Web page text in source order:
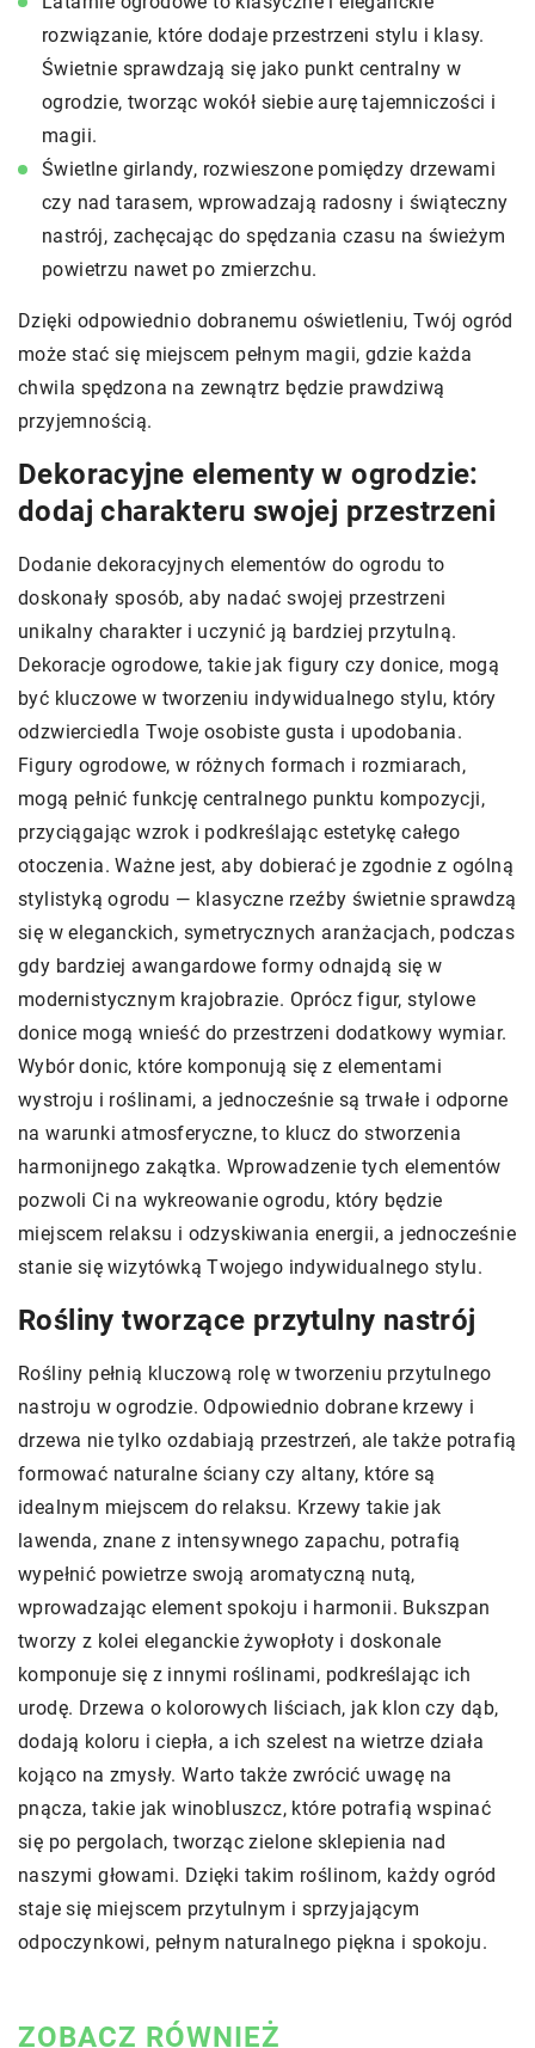
rozwiązanie, które dodaje przestrzeni stylu i klasy.
Świetnie sprawdzają się jako punkt centralny w
ogrodzie, tworząc wokół siebie aurę tajemniczości i
magii.
Świetlne girlandy, rozwieszone pomiędzy drzewami
czy nad tarasem, wprowadzają radosny i świąteczny
nastrój, zachęcając do spędzania czasu na świeżym
powietrzu nawet po zmierzchu.
Dzięki odpowiednio dobranemu oświetleniu, Twój ogród
może stać się miejscem pełnym magii, gdzie każda
chwila spędzona na zewnątrz będzie prawdziwą
przyjemnością.
Dekoracyjne elementy w ogrodzie:
dodaj charakteru swojej przestrzeni
Dodanie dekoracyjnych elementów do ogrodu to
doskonały sposób, aby nadać swojej przestrzeni
unikalny charakter i uczynić ją bardziej przytulną.
Dekoracje ogrodowe, takie jak figury czy donice, mogą
być kluczowe w tworzeniu indywidualnego stylu, który
odzwierciedla Twoje osobiste gusta i upodobania.
Figury ogrodowe, w różnych formach i rozmiarach,
mogą pełnić funkcję centralnego punktu kompozycji,
przyciągając wzrok i podkreślając estetykę całego
otoczenia. Ważne jest, aby dobierać je zgodnie z ogólną
stylistyką ogrodu — klasyczne rzeźby świetnie sprawdzą
się w eleganckich, symetrycznych aranżacjach, podczas
gdy bardziej awangardowe formy odnajdą się w
modernistycznym krajobrazie. Oprócz figur, stylowe
donice mogą wnieść do przestrzeni dodatkowy wymiar.
Wybór donic, które komponują się z elementami
wystroju i roślinami, a jednocześnie są trwałe i odporne
na warunki atmosferyczne, to klucz do stworzenia
harmonijnego zakątka. Wprowadzenie tych elementów
pozwoli Ci na wykreowanie ogrodu, który będzie
miejscem relaksu i odzyskiwania energii, a jednocześnie
stanie się wizytówką Twojego indywidualnego stylu.
Rośliny tworzące przytulny nastrój
Rośliny pełnią kluczową rolę w tworzeniu przytulnego
nastroju w ogrodzie. Odpowiednio dobrane krzewy i
drzewa nie tylko ozdabiają przestrzeń, ale także potrafią
formować naturalne ściany czy altany, które są
idealnym miejscem do relaksu. Krzewy takie jak
lawenda, znane z intensywnego zapachu, potrafią
wypełnić powietrze swoją aromatyczną nutą,
wprowadzając element spokoju i harmonii. Bukszpan
tworzy z kolei eleganckie żywopłoty i doskonale
komponuje się z innymi roślinami, podkreślając ich
urodę. Drzewa o kolorowych liściach, jak klon czy dąb,
dodają koloru i ciepła, a ich szelest na wietrze działa
kojąco na zmysły. Warto także zwrócić uwagę na
pnącza, takie jak winobluszcz, które potrafią wspinać
się po pergolach, tworząc zielone sklepienia nad
naszymi głowami. Dzięki takim roślinom, każdy ogród
staje się miejscem przytulnym i sprzyjającym
odpoczynkowi, pełnym naturalnego piękna i spokoju.
ZOBACZ RÓWNIEŻ